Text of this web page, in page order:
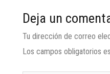
Deja un
Tu dirección de correo
Los campos obligatorios